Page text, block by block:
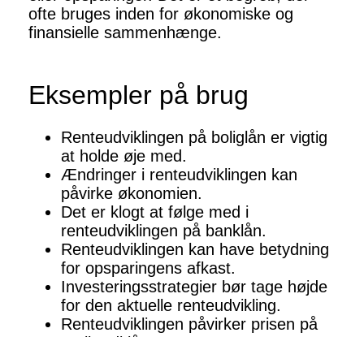
ofte bruges inden for økonomiske og
finansielle sammenhænge.
Eksempler på brug
Renteudviklingen på boliglån er vigtig
at holde øje med.
Ændringer i renteudviklingen kan
påvirke økonomien.
Det er klogt at følge med i
renteudviklingen på banklån.
Renteudviklingen kan have betydning
for opsparingens afkast.
Investeringsstrategier bør tage højde
for den aktuelle renteudvikling.
Renteudviklingen påvirker prisen på